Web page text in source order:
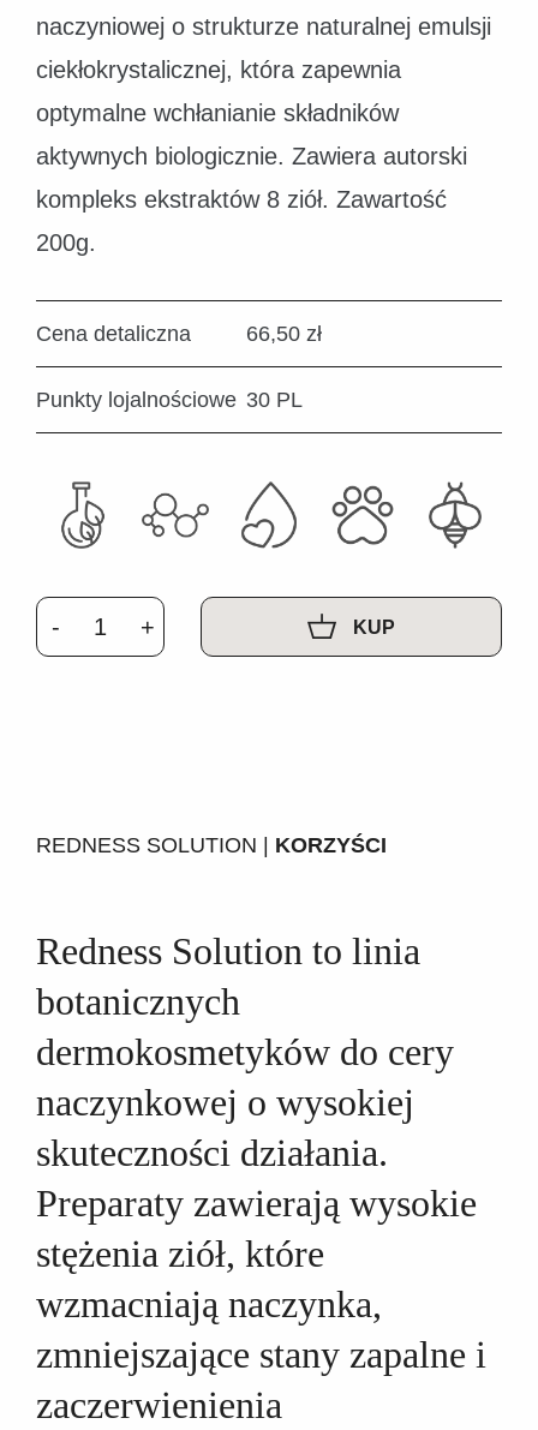
naczyniowej o strukturze naturalnej emulsji
ciekłokrystalicznej, która zapewnia
optymalne wchłanianie składników
aktywnych biologicznie. Zawiera autorski
kompleks ekstraktów 8 ziół. Zawartość
200g.
Cena detaliczna 66,50 zł
Punkty lojalnościowe 30 PL
KUP
REDNESS SOLUTION | KORZYŚCI
Redness Solution to linia
botanicznych
dermokosmetyków do cery
naczynkowej o wysokiej
skuteczności działania.
Preparaty zawierają wysokie
stężenia ziół, które
wzmacniają naczynka,
zmniejszające stany zapalne i
zaczerwienienia